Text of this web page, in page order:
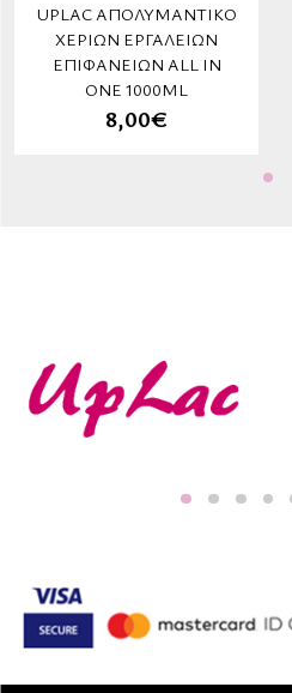
UPLAC ΑΠΟΛΥΜΑΝΤΙΚΌ
ΧΕΡΙΏΝ ΕΡΓΑΛΕΊΩΝ
ΕΠΙΦΑΝΕΙΏΝ ALL IN
ONE 1000ML
8,00€